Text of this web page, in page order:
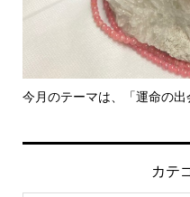
今月のテーマは、「運命の出
カテ